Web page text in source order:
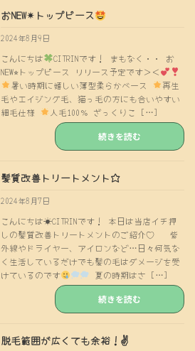
おNEW✴︎トップピース
2024年8月9日
こんにちは
CITRINです！ まもなく・・ お
NEW⭐︎トップピース リリース予定です＞＜
暑い時期に嬉しい薄型柔らかベース
再生
毛やエイジング毛、猫っ毛の方にも合いやすい
細毛仕様
人毛100％ ざっくりこ […]
続きを読む
髪質改善トリートメント☆
2024年8月7日
こんにちは☀CITRINです！ 本日は当店イチ押
しの髪質改善トリートメントのご紹介♡ 紫
外線やドライヤー、アイロンなど…日々何気な
く生活しているだけでも髪の毛はダメージを受
けているのです
夏の時期はさ […]
続きを読む
脱毛範囲が広くても余裕！✌️